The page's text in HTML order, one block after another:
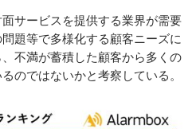
サービスを提供する業界が需要
題等で多様化する顧客ニーズに
不満が蓄積した顧客から多くの
のではないかと考察している。